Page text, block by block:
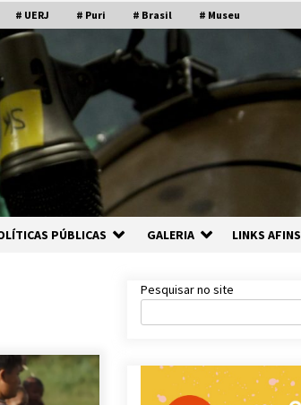
# UERJ # Puri # Brasil # Museu
PÚBLICAS GALERIA LINKS AFINS
Pesquisar no site